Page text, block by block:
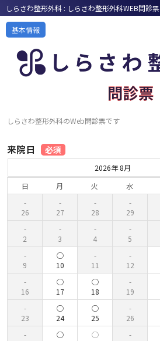
しらさわ整形外科 : しらさわ整形外科WEB問診票
基本情報
しらさわ整形外科のWeb問診票です
来院日 必須
2026年 8月
日
月 火 水
26 27 28 29
2 3 4 5
9 10 11 12
16 17 18 19
23 24 25 26